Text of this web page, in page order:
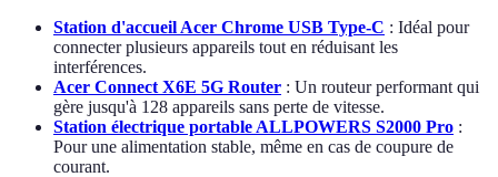
Station d'accueil Acer Chrome USB Type-C : Idéal pour
connecter plusieurs appareils tout en réduisant les
interférences.
Acer Connect X6E 5G Router : Un routeur performant qui
gère jusqu'à 128 appareils sans perte de vitesse.
Station électrique portable ALLPOWERS S2000 Pro :
Pour une alimentation stable, même en cas de coupure de
courant.